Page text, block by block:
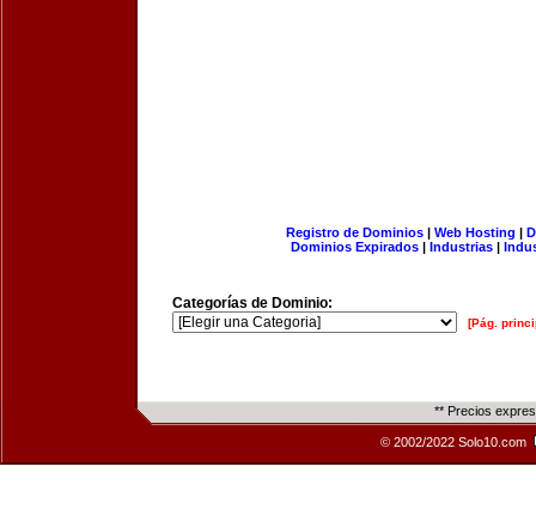
Registro de Dominios| Web Hosting |
Dominios Expirados | Industrias |
Categorías de Dominio:
[Pág.
** Precios
© 2002/2022 Solo10.com